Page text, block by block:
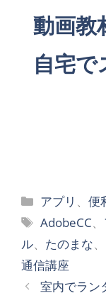
動画教
自宅
カ
テ
リ
ー
アプリ 、便
タ
グ
AdobeCC、
ル、 たのまな、
通信講座
室内でラン